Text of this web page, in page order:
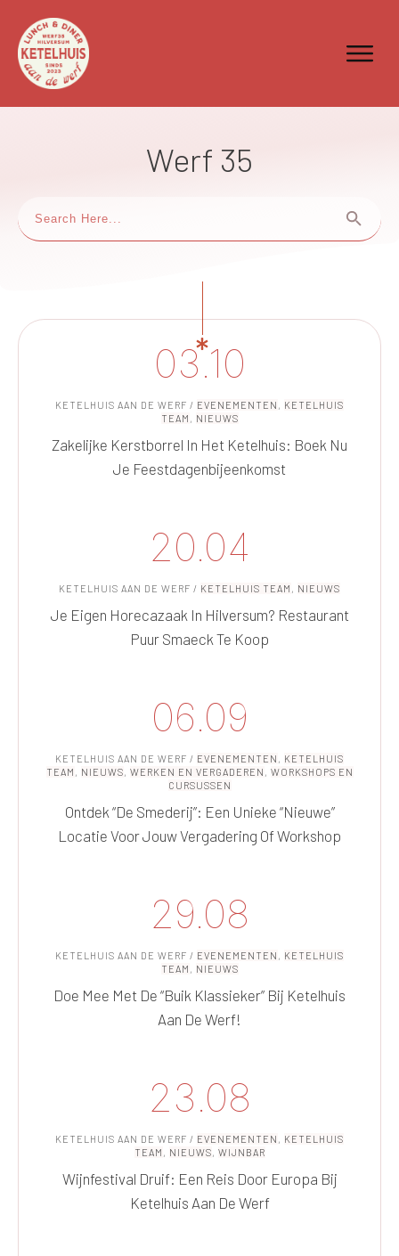
Werf 35
03.10
KETELHUIS AAN DE WERF / EVENEMENTEN , KETELHUIS
TEAM , NIEUWS
Zakelijke Kerstborrel In Het Ketelhuis: Boek Nu
Je Feestdagenbijeenkomst
20.04
KETELHUIS AAN DE WERF / KETELHUIS TEAM , NIEUWS
Je Eigen Horecazaak In Hilversum? Restaurant
Puur Smaeck Te Koop
06.09
KETELHUIS AAN DE WERF / EVENEMENTEN , KETELHUIS
TEAM , NIEUWS, WERKEN EN VERGADEREN , WORKSHOPS EN
CURSUSSEN
Ontdek “De Smederij”: Een Unieke “nieuwe”
Locatie Voor Jouw Vergadering Of Workshop
29.08
KETELHUIS AAN DE WERF / EVENEMENTEN , KETELHUIS
TEAM , NIEUWS
Doe Mee Met De “Buik Klassieker” Bij Ketelhuis
Aan De Werf!
23.08
KETELHUIS AAN DE WERF / EVENEMENTEN , KETELHUIS
TEAM , NIEUWS, WIJNBAR
Wijnfestival Druif: Een Reis Door Europa Bij
Ketelhuis Aan De Werf